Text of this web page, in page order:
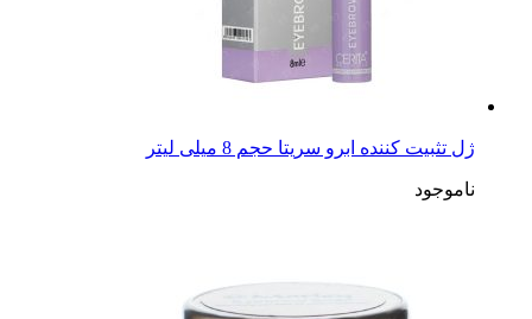
ژل تثبیت کننده ابرو سریتا حجم 8 میلی لیتر
ناموجود